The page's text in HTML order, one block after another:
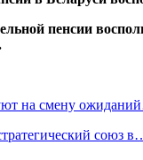
пенсии
на смену
союз